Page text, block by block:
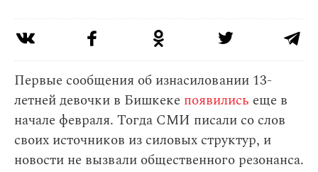
Первые сообщения об изнасиловании 13-
летней девочки в Бишкеке появились еще в
начале февраля. Тогда СМИ писали со слов
своих источников из силовых структур, и
новости не вызвали общественного резонанса.